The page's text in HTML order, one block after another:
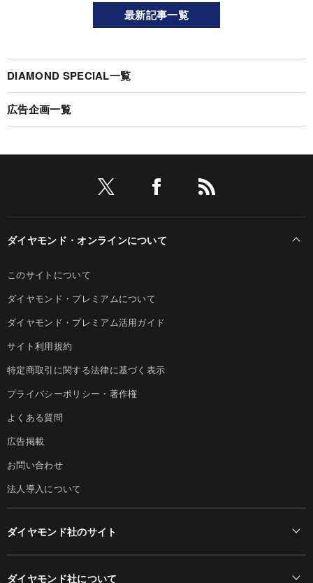
最新記事一覧
DIAMOND SPECIAL一覧
広告企画一覧
ダイヤモンド・オンラインについて
このサイトについて
ダイヤモンド・プレミアムについて
ダイヤモンド・プレミアム活用ガイド
サイト利用規約
特定商取引に関する法律に基づく表示
プライバシーポリシー・著作権
よくある質問
広告掲載
お問い合わせ
法人導入について
ダイヤモンド社のサイト
ダイヤモンド社について